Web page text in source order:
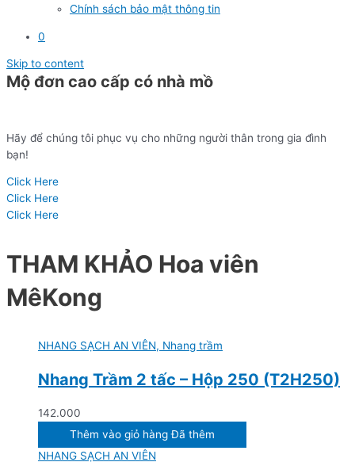
Chính sách bảo mật thông tin
0
Skip to content
Mộ đơn cao cấp có nhà mồ
Hãy để chúng tôi phục vụ cho những người thân trong gia đình
bạn!
Click Here
Click Here
Click Here
THAM KHẢO Hoa viên
MêKong
NHANG SẠCH AN VIÊN, Nhang trầm
Nhang Trầm 2 tấc – Hộp 250 (T2H250)
142.000
Thêm vào giỏ hàng Đã thêm
NHANG SẠCH AN VIÊN